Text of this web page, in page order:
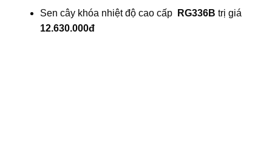
Sen cây khóa nhiệt độ cao cấp RG336B trị giá
12.630.000đ